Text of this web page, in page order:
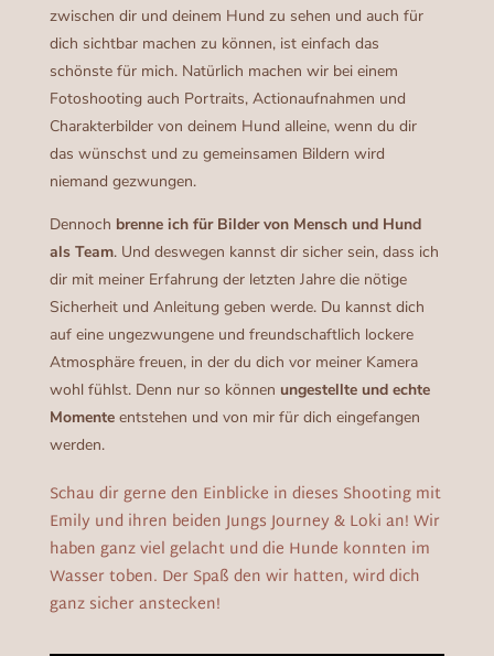
zwischen dir und deinem Hund zu sehen und auch für
dich sichtbar machen zu können, ist einfach das
schönste für mich. Natürlich machen wir bei einem
Fotoshooting auch Portraits, Actionaufnahmen und
Charakterbilder von deinem Hund alleine, wenn du dir
das wünschst und zu gemeinsamen Bildern wird
niemand gezwungen.
Dennoch brenne ich für Bilder von Mensch und Hund
als Team. Und deswegen kannst dir sicher sein, dass ich
dir mit meiner Erfahrung der letzten Jahre die nötige
Sicherheit und Anleitung geben werde. Du kannst dich
auf eine ungezwungene und freundschaftlich lockere
Atmosphäre freuen, in der du dich vor meiner Kamera
wohl fühlst. Denn nur so können ungestellte und echte
Momenteentstehen und von mir für dich eingefangen
werden.
Schau dir gerne den Einblicke in dieses Shooting mit
Emily und ihren beiden Jungs Journey & Loki an! Wir
haben ganz viel gelacht und die Hunde konnten im
Wasser toben. Der Spaß den wir hatten, wird dich
ganz sicher anstecken!